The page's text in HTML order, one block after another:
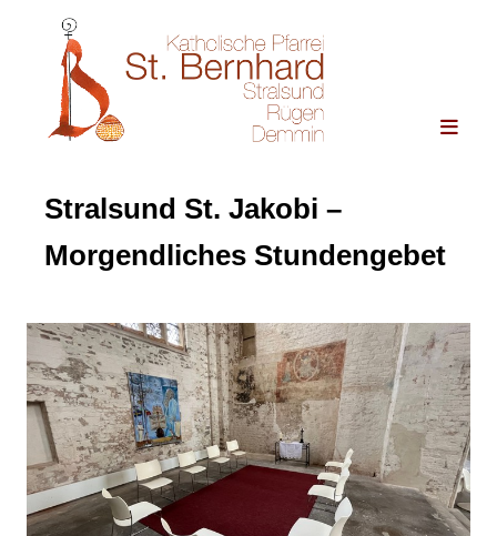
Stralsund St. Jakobi –
Morgendliches Stundengebet